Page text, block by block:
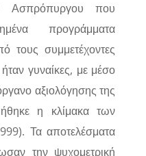
Ασπρόπυργου που
προγράμματα
τους συμμετέχοντες
γυναίκες, με μέσο
αξιολόγησης της
η κλίμακα των
Τα αποτελέσματα
την ψυχομετρική